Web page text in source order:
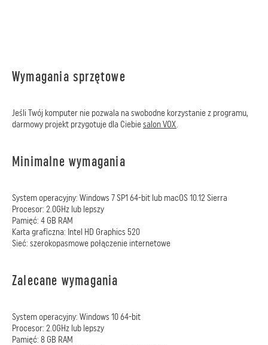
Wymagania sprzętowe
Jeśli Twój komputer nie pozwala na swobodne korzystanie z programu,
darmowy projekt przygotuje dla Ciebiesalon VOX
Minimalne wymagania
System operacyjny: Windows 7 SP1 64-bit lub macOS 10.12 Sierra
Procesor: 2.0GHz lub lepszy
Pamięć: 4 GB RAM
Karta graficzna: Intel HD Graphics 520
Sieć: szerokopasmowe połączenie internetowe
Zalecane wymagania
System operacyjny: Windows 10 64-bit
Procesor: 2.0GHz lub lepszy
Pamięć: 8 GB RAM